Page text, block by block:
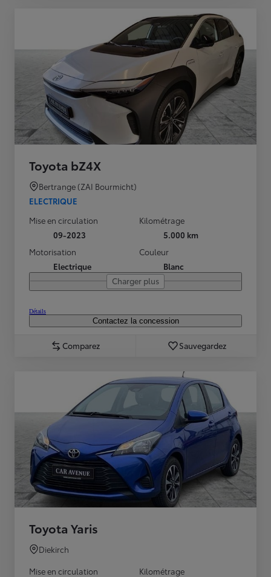
Toyota bZ4X
Bertrange (ZAI Bourmicht)
ELECTRIQUE
Mise en circulation
09-2023
Kilométrage
5.000 km
Motorisation
Electrique
Couleur
Blanc
Charger plus
Détails
Contactez la concession
Comparez Sauvegardez
Toyota Yaris
Diekirch
Mise en circulation
Kilométrage